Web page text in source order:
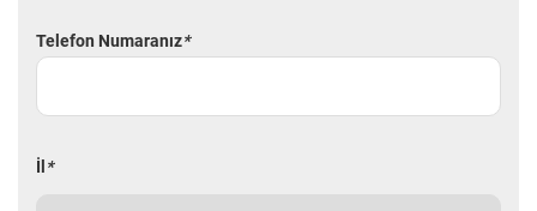
Telefon Numaranız*
İl *